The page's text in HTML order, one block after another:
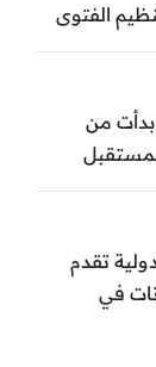
الفتوى
قبل 6 عقود بدأت من
تقدم
في